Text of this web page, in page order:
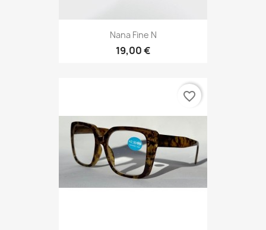
Nana Fine N
19,00 €
favorite_border